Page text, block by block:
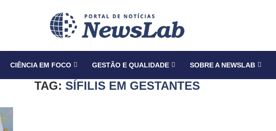
CIÊNCIA EM FOCO GESTÃO E QUALIDADE SOBRE A NEWSLAB
TAG: SÍFILIS EM GESTANTES